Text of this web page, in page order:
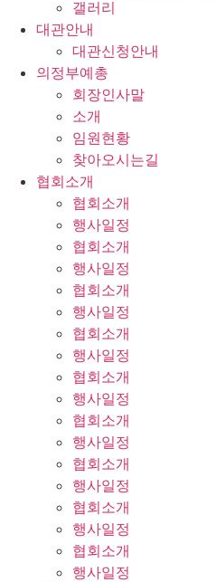
갤러리
대관안내
대관신청안내
의정부예총
회장인사말
소개
임원현황
찾아오시는길
협회소개
협회소개
행사일정
협회소개
행사일정
협회소개
행사일정
협회소개
행사일정
협회소개
행사일정
협회소개
행사일정
협회소개
행사일정
협회소개
행사일정
협회소개
행사일정